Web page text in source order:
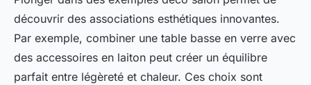
découvrir des associations esthétiques innovantes.
Par exemple, combiner une table basse en verre avec
des accessoires en laiton peut créer un équilibre
parfait entre légèreté et chaleur. Ces choix sont